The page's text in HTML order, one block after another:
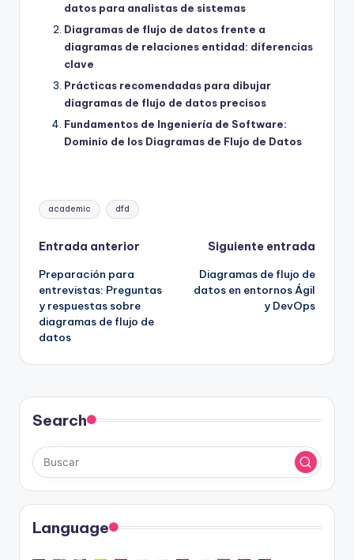
datos para analistas de sistemas
Diagramas de flujo de datos frente a
diagramas de relaciones entidad: diferencias
clave
Prácticas recomendadas para dibujar
diagramas de flujo de datos precisos
Fundamentos de Ingeniería de Software:
Dominio de los Diagramas de Flujo de Datos
Etiquetas:
academic dfd
Navegación
de
entradas
Entrada anterior
Preparación para
entrevistas: Preguntas
y respuestas sobre
diagramas de flujo de
datos
Siguiente entrada
Diagramas de flujo de
datos en entornos Ágil
y DevOps
Search
Language